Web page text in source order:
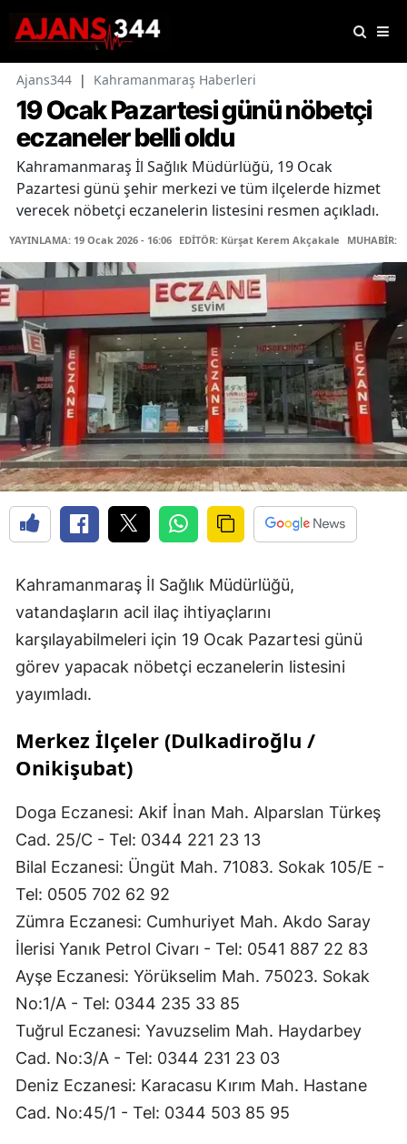
Ajans344 | Kahramanmaraş Haberleri
19 Ocak Pazartesi günü nöbetçi
eczaneler belli oldu
Kahramanmaraş İl Sağlık Müdürlüğü, 19 Ocak
Pazartesi günü şehir merkezi ve tüm ilçelerde hizmet
verecek nöbetçi eczanelerin listesini resmen açıkladı.
YAYINLAMA: 19 Ocak 2026 - 16:06 EDİTÖR: Kürşat Kerem Akçakale MUHABİR:
Kahramanmaraş İl Sağlık Müdürlüğü,
vatandaşların acil ilaç ihtiyaçlarını
karşılayabilmeleri için 19 Ocak Pazartesi günü
görev yapacak nöbetçi eczanelerin listesini
yayımladı.
Merkez İlçeler (Dulkadiroğlu /
Onikişubat)
Doga Eczanesi: Akif İnan Mah. Alparslan Türkeş
Cad. 25/C - Tel: 0344 221 23 13
Bilal Eczanesi: Üngüt Mah. 71083. Sokak 105/E -
Tel: 0505 702 62 92
Zümra Eczanesi: Cumhuriyet Mah. Akdo Saray
İlerisi Yanık Petrol Civarı - Tel: 0541 887 22 83
Ayşe Eczanesi: Yörükselim Mah. 75023. Sokak
No:1/A - Tel: 0344 235 33 85
Tuğrul Eczanesi: Yavuzselim Mah. Haydarbey
Cad. No:3/A - Tel: 0344 231 23 03
Deniz Eczanesi: Karacasu Kırım Mah. Hastane
Cad. No:45/1 - Tel: 0344 503 85 95